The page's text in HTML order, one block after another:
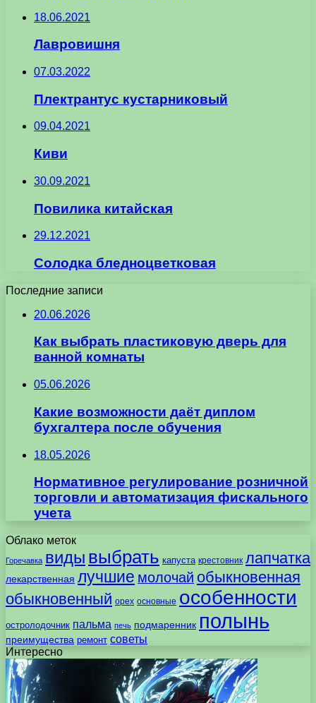
18.06.2021
Лавровишня
07.03.2022
Плектрантус кустарниковый
09.04.2021
Киви
30.09.2021
Повилика китайская
29.12.2021
Солодка бледноцветковая
Последние записи
20.06.2026
Как выбрать пластиковую дверь для
ванной комнаты
05.06.2026
Какие возможности даёт диплом
бухгалтера после обучения
18.05.2026
Нормативное регулирование розничной
торговли и автоматизация фискального
учета
Облако меток
Горечавка виды выбрать капуста крестовник лапчатка
лекарственная лучшие молочай обыкновенная
обыкновенный орех основные особенности
остролодочник пальма печь подмаренник полынь
преимущества ремонт советы
Интересно